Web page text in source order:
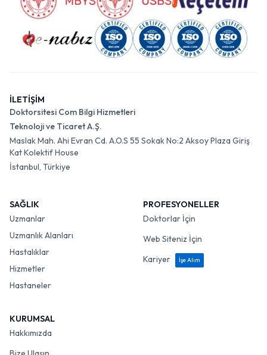
İLETİŞİM
Doktorsitesi Com Bilgi Hizmetleri
Teknoloji ve Ticaret A.Ş.
Maslak Mah. Ahi Evran Cd. A.O.S 55 Sokak No:2 Aksoy Plaza Giriş
Kat Kolektif House
İstanbul, Türkiye
SAĞLIK
Uzmanlar
Uzmanlık Alanları
Hastalıklar
Hizmetler
Hastaneler
PROFESYONELLER
Doktorlar İçin
Web Siteniz İçin
Kariyer
İşe Alım
KURUMSAL
Hakkımızda